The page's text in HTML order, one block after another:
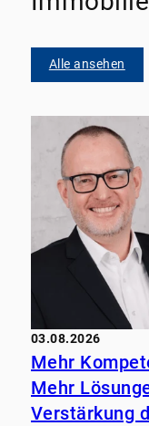
Alle ansehen
03.08.2026
Mehr
Mehr
Verstärkung